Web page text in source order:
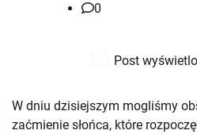
0
Post
W dniu dzisiejszym mogliśmy
zaćmienie słońca, które